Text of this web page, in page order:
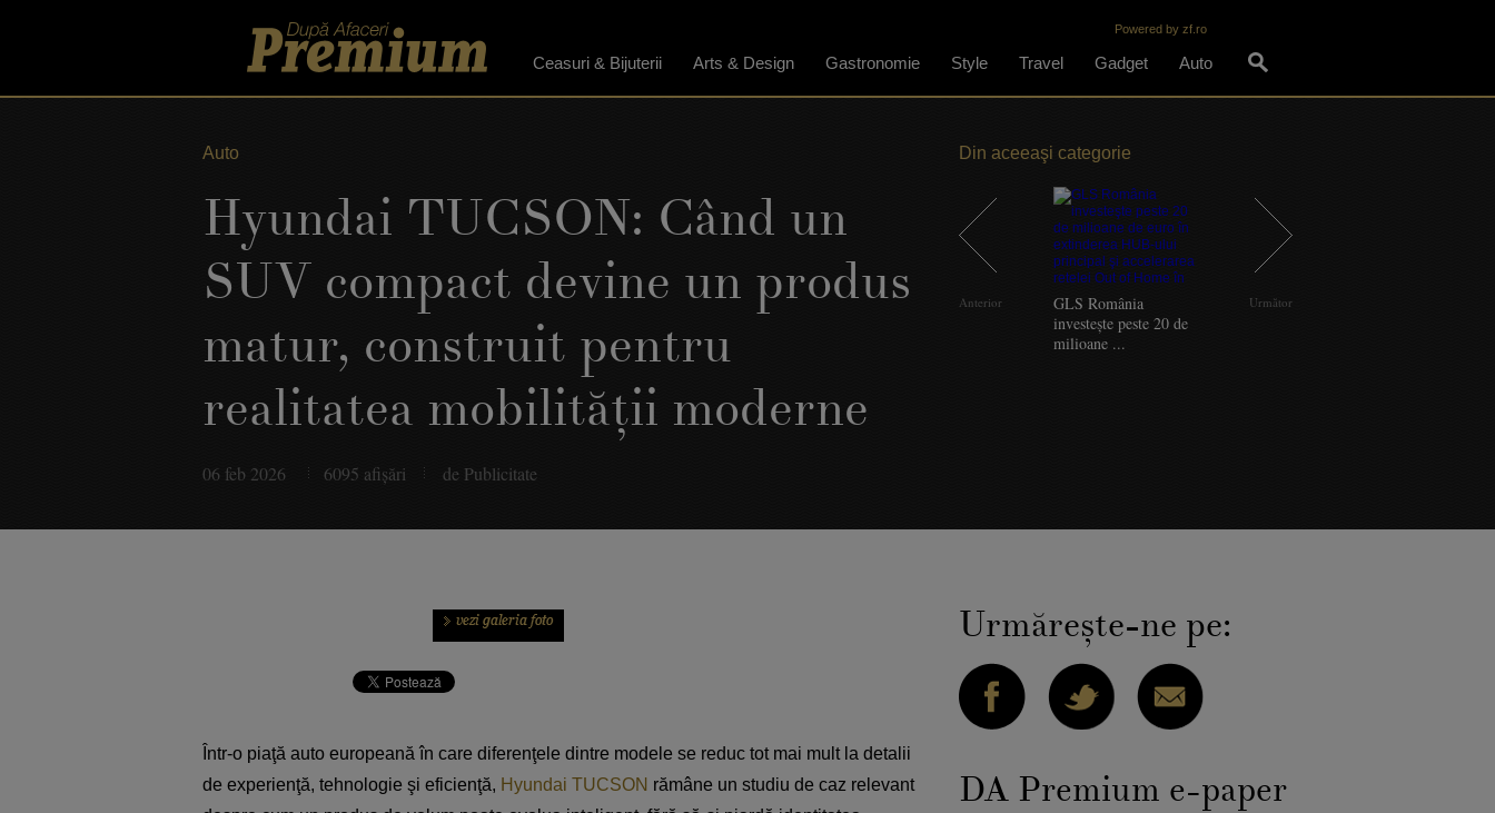
Ceasuri & Bijuterii Arts & Design Gastronomie Style Travel Gadget Auto
Powered by zf.ro
Auto
Hyundai TUCSON: Când un
SUV compact devine un produs
matur, construit pentru
realitatea mobilităţii moderne
06 feb 2026 6095 afişări de Publicitate
Din aceeaşi categorie
GLS România
investeşte peste 20 de
milioane ...
Continental Anvelope
Anterior Următor
Într-o piaţă auto europeană în care diferenţele dintre modele se reduc tot mai mult la detalii
de experienţă, tehnologie şi eficienţă, Hyundai TUCSON rămâne un studiu de caz relevant
Urmăreşte-ne pe:
DA Premium e-paper